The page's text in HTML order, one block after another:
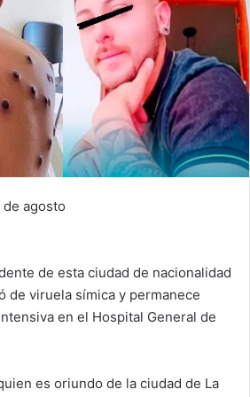
de agosto
de esta ciudad de nacionalidad
de viruela símica y permanece
en el Hospital General de
es oriundo de la ciudad de La